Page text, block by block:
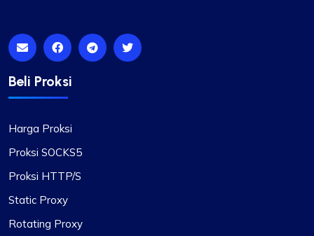
Beli Proksi
Harga Proksi
Proksi SOCKS5
Proksi HTTP/S
Static Proxy
Rotating Proxy